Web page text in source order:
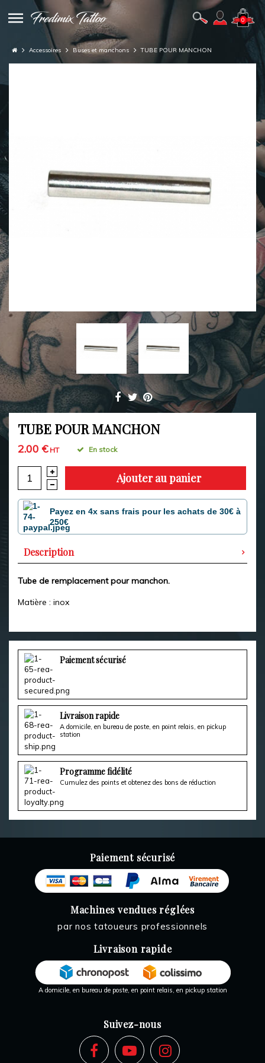
0
Accessoires Buses et manchons TUBE POUR MANCHON
TUBE POUR MANCHON
2.00 €HT En stock
Ajouter au panier
Payez en 4x sans frais pour les achats de 30€ à
250€
Description
Tube de remplacement pour manchon.
Matière : inox
Paiement sécurisé
Livraison rapide
A domicile, en bureau de poste, en point relais, en pickup
station
Programme fidélité
Cumulez des points et obtenez des bons de réduction
Paiement sécurisé
Machines vendues réglées
par nos tatoueurs professionnels
Livraison rapide
A domicile, en bureau de poste, en point relais, en pickup station
Suivez-nous